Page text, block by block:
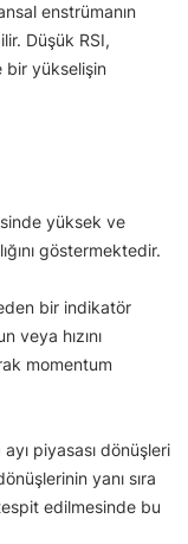
enstrümanın
Düşük RSI,
bir yükselişin
yüksek ve
göstermektedir.
bir indikatör
veya hızını
momentum
piyasası dönüşleri
yanı sıra
tespit edilmesinde bu